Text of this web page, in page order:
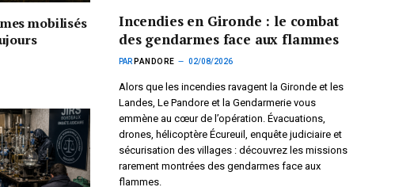
mobilisés
Incendies en Gironde : le combat
des gendarmes face aux flammes
PAR PANDORE 02/08/2026
Alors que les incendies ravagent la Gironde et les
Landes, Le Pandore et la Gendarmerie vous
emmène au cœur de l’opération. Évacuations,
drones, hélicoptère Écureuil, enquête judiciaire et
sécurisation des villages : découvrez les missions
rarement montrées des gendarmes face aux
flammes.